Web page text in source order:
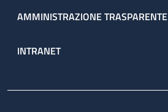
AMMINISTRAZIONE TRASPARENTE
INTRANET